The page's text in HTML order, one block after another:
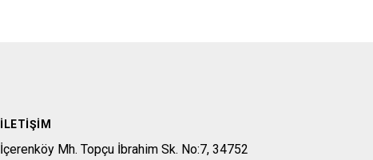
İLETIŞIM
İçerenköy Mh. Topçu İbrahim Sk. No:7, 34752